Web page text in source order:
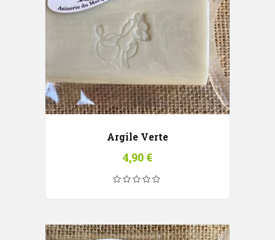
Argile Verte
4,90 €